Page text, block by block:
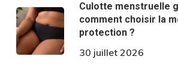
Culotte menstruelle
comment choisir la
protection ?
30 juillet 2026